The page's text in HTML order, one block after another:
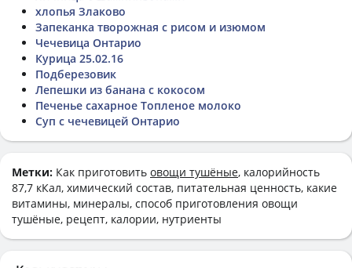
хлопья Злаково
Запеканка творожная с рисом и изюмом
Чечевица Онтарио
Курица 25.02.16
Подберезовик
Лепешки из банана с кокосом
Печенье сахарное Топленое молоко
Суп с чечевицей Онтарио
Метки: Как приготовить овощи тушёные, калорийность
87,7 кКал, химический состав, питательная ценность, какие
витамины, минералы, способ приготовления овощи
тушёные, рецепт, калории, нутриенты